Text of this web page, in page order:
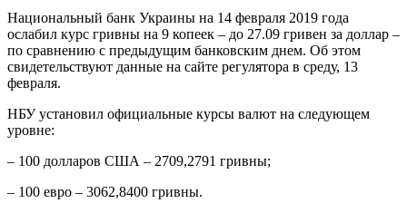
Национальный банк Украины на 14 февраля 2019 года
ослабил курс гривны на 9 копеек – до 27.09 гривен за доллар –
по сравнению с предыдущим банковским днем. Об этом
свидетельствуют данные на сайте регулятора в среду, 13
февраля.
НБУ установил официальные курсы валют на следующем
уровне:
– 100 долларов США – 2709,2791 гривны;
– 100 евро – 3062,8400 гривны.